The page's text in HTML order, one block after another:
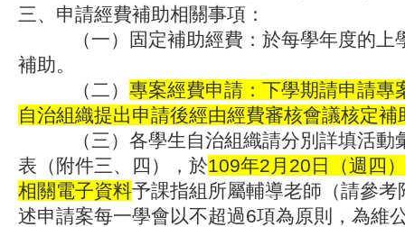
三、申請經費補助相關事項：
（一）固定補助經費：於每學年度的上
補助。
（二） 專案經費申請：下學期請申請專
自治組織提出申請後經由經費審核會議核定補
（三）各學生自治組織請分別詳填活動
表（附件三、四），於109年2月20日（週四
相關電子資料予課指組所屬輔導老師（請參考
述申請案每一學會以不超過6項為原則，為維